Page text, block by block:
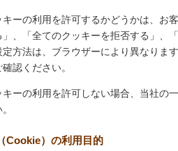
キーの利用を許可するかどうかは、お
」、「全てのクッキーを拒否する」、
定方法は、ブラウザーにより異なりま
認ください。
キーの利用を許可しない場合、当社の
Cookie）の利用目的